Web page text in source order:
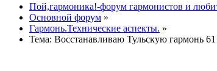
Пой,гармоника!-форум гармонистов и
Основной форум »
Гармонь.Технические аспекты. »
Тема: Восстанавливаю Тульскую гармонь 61